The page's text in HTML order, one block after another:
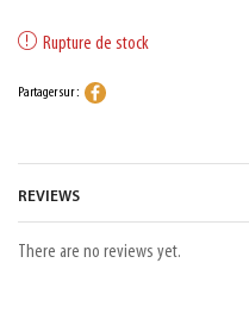
Rupture de stock
Partager sur :
REVIEWS
There are no reviews yet.